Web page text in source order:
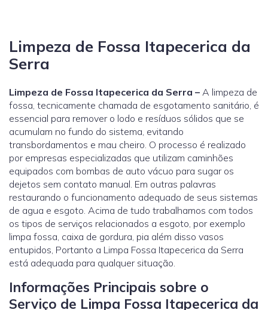
Limpeza de Fossa Itapecerica da
Serra
Limpeza de Fossa Itapecerica da Serra – A limpeza de
fossa, tecnicamente chamada de esgotamento sanitário, é
essencial para remover o lodo e resíduos sólidos que se
acumulam no fundo do sistema, evitando
transbordamentos e mau cheiro. O processo é realizado
por empresas especializadas que utilizam caminhões
equipados com bombas de auto vácuo para sugar os
dejetos sem contato manual. Em outras palavras
restaurando o funcionamento adequado de seus sistemas
de agua e esgoto. Acima de tudo trabalhamos com todos
os tipos de serviços relacionados a esgoto, por exemplo
limpa fossa, caixa de gordura, pia além disso vasos
entupidos, Portanto a Limpa Fossa Itapecerica da Serra
está adequada para qualquer situação.
Informações Principais sobre o
Serviço de Limpa Fossa Itapecerica da